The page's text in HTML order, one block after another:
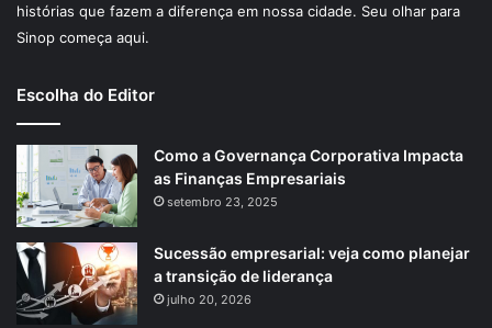
histórias que fazem a diferença em nossa cidade. Seu olhar para
Sinop começa aqui.
Escolha do Editor
Como a Governança Corporativa Impacta
as Finanças Empresariais
setembro 23, 2025
Sucessão empresarial: veja como planejar
a transição de liderança
julho 20, 2026